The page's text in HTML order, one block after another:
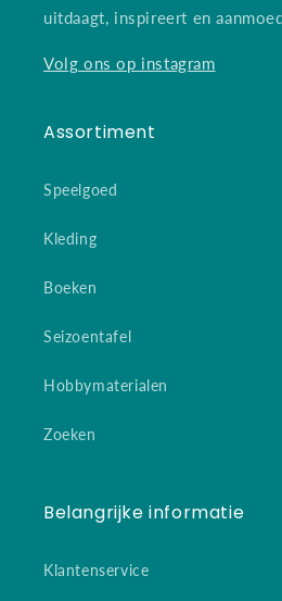
uitdaagt, inspireert en
Volg ons op instagram
Assortiment
Speelgoed
Kleding
Boeken
Seizoentafel
Hobbymaterialen
Zoeken
Belangrijke informatie
Klantenservice